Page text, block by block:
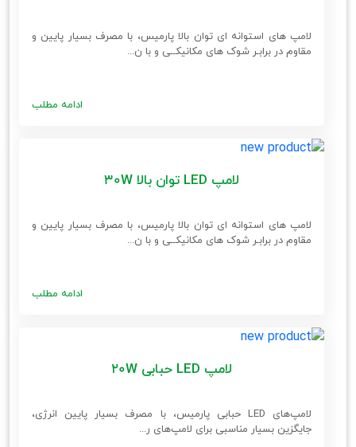
لامپ های استوانه ای توان بالا پارمیس، با مصرف بسیار پایین و
مقاوم در برابـر شوک های مکانیکــی و با ن...
ادامه مطلب
لامپ LED توان بالا 30W
لامپ های استوانه ای توان بالا پارمیس، با مصرف بسیار پایین و
مقاوم در برابـر شوک های مکانیکــی و با ن...
ادامه مطلب
لامپ LED حبابی 20W
لامپ‌های LED حبابی پارمیس، با مصرف بسیار پایین انرژی،
جایگزین بسیار مناسبی برای لامپ‌های ر...